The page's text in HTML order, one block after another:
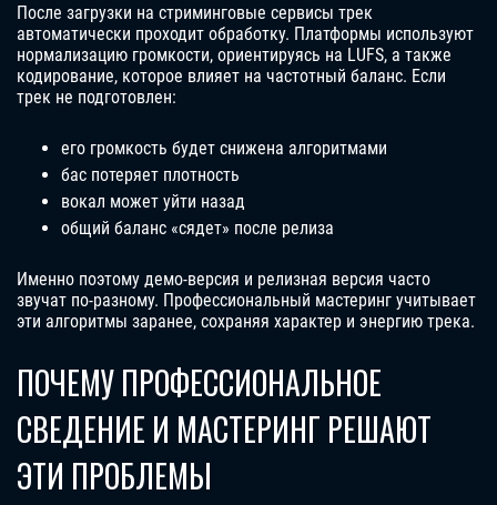
После загрузки на стриминговые сервисы трек
автоматически проходит обработку. Платформы используют
нормализацию громкости, ориентируясь на LUFS, а также
кодирование, которое влияет на частотный баланс. Если
трек не подготовлен:
его громкость будет снижена алгоритмами
бас потеряет плотность
вокал может уйти назад
общий баланс «сядет» после релиза
Именно поэтому демо-версия и релизная версия часто
звучат по-разному. Профессиональный мастеринг учитывает
эти алгоритмы заранее, сохраняя характер и энергию трека.
ПОЧЕМУ ПРОФЕССИОНАЛЬНОЕ
СВЕДЕНИЕ И МАСТЕРИНГ РЕШАЮТ
ЭТИ ПРОБЛЕМЫ